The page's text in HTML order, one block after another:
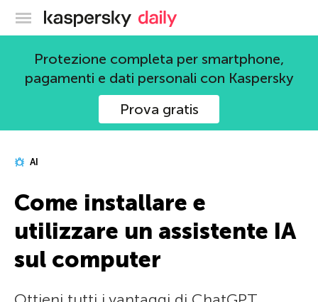
Blog ufficiale di Kaspersky
Protezione completa per smartphone,
pagamenti e dati personali con Kaspersky
Prova gratis
AI
Come installare e
utilizzare un assistente IA
sul computer